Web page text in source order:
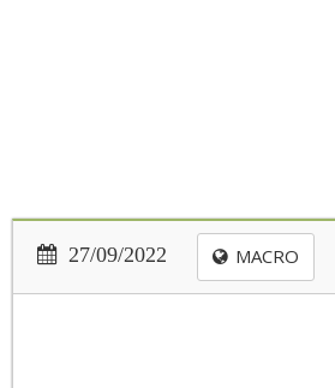
27/09/2022 MACRO